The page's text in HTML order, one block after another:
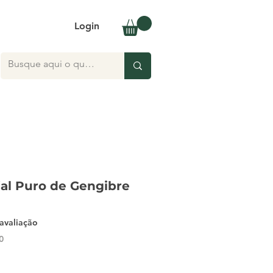
Login
Puro de Gengibre
de 5 estrelas com base em 1 avaliação